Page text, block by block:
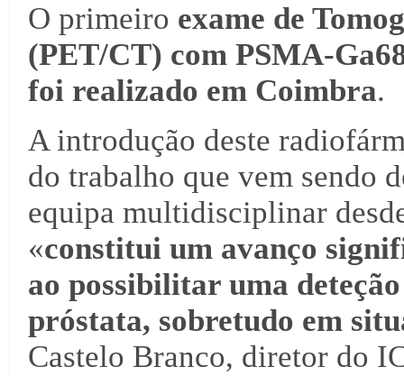
O primeiro exame de
(PET/CT) com PSMA-
foi realizado em Coimbra.
A introdução deste
do trabalho que vem sendo
equipa multidisciplinar
«constitui um avanço
ao possibilitar uma
próstata, sobretudo em
Castelo Branco, diretor do